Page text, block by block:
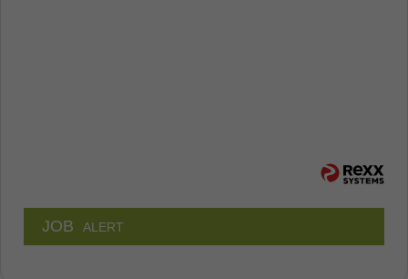
JOB ALERT